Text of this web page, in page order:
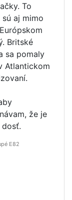
To
aj mimo
Britské
sa pomaly
Atlantickom
že je
E82